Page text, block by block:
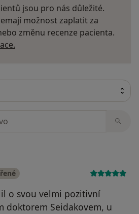
jsou pro nás důležité.
možnost zaplatit za
změnu recenze pacienta.
o svou velmi pozitivní
doktorem Seidakovem, u